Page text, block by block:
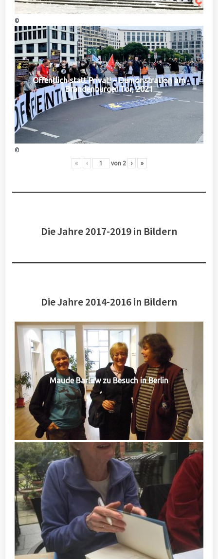
©
Öffentlich statt Privat! – Demonstration am
Brandenburger Tor, 2021
©
« ‹ von 2 › »
Die Jahre 2017-2019 in Bildern
Die Jahre 2014-2016 in Bildern
Maude Barlow zu Besuch in Berlin